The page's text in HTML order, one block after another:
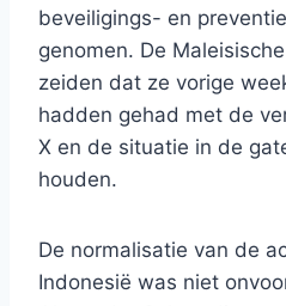
beveiligings- en
genomen. De
zeiden dat ze vorige
hadden gehad met de
X en de situatie in de
houden.
De normalisatie van de
Indonesië was niet